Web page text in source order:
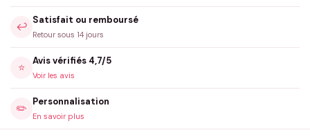
↩️
Satisfait ou remboursé
Retour sous 14 jours
⭐
Avis vérifiés 4,7/5
Voir les avis
✏️
Personnalisation
En savoir plus